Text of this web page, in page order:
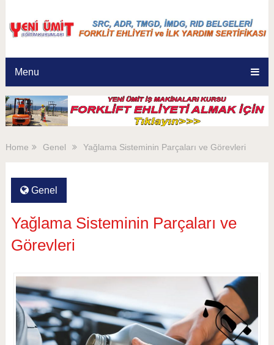
Menu
Home Genel Yağlama Sisteminin Parçaları ve Görevleri
Genel
Yağlama Sisteminin Parçaları ve
Görevleri